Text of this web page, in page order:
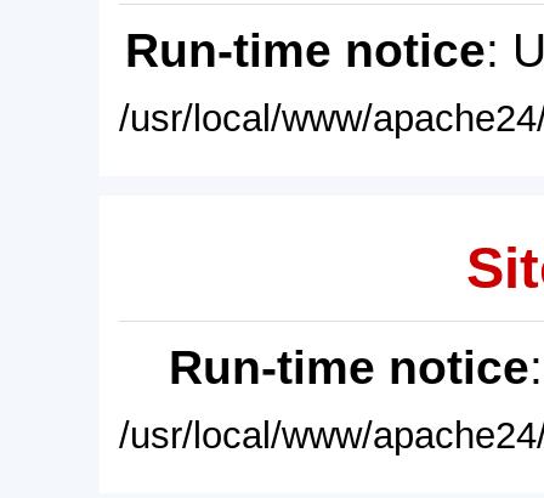
Run-time notice:
/usr/local/www/
Run-time notice
/usr/local/www/